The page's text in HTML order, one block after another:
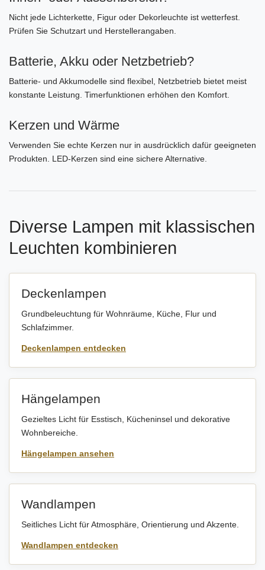
Nicht jede Lichterkette, Figur oder Dekorleuchte ist wetterfest.
Prüfen Sie Schutzart und Herstellerangaben.
Batterie, Akku oder Netzbetrieb?
Batterie- und Akkumodelle sind flexibel, Netzbetrieb bietet meist
konstante Leistung. Timerfunktionen erhöhen den Komfort.
Kerzen und Wärme
Verwenden Sie echte Kerzen nur in ausdrücklich dafür geeigneten
Produkten. LED-Kerzen sind eine sichere Alternative.
Diverse Lampen mit klassischen
Leuchten kombinieren
Deckenlampen
Grundbeleuchtung für Wohnräume, Küche, Flur und
Schlafzimmer.
Deckenlampen entdecken
Hängelampen
Gezieltes Licht für Esstisch, Kücheninsel und dekorative
Wohnbereiche.
Hängelampen ansehen
Wandlampen
Seitliches Licht für Atmosphäre, Orientierung und Akzente.
Wandlampen entdecken